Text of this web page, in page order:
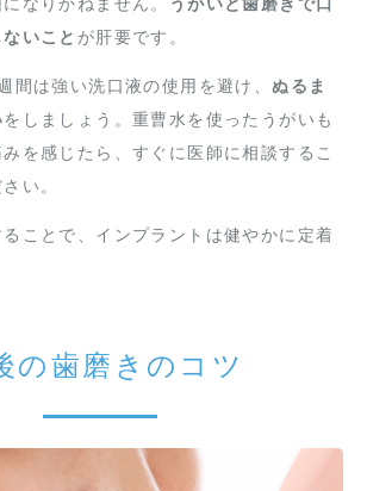
いこと が肝要です。
間は強い洗口液の使用を避け、ぬるま
をしましょう。重曹水を使ったうがいも
を感じたら、すぐに医師に相談するこ
い。
ことで、インプラントは健やかに定着
の歯磨きのコツ